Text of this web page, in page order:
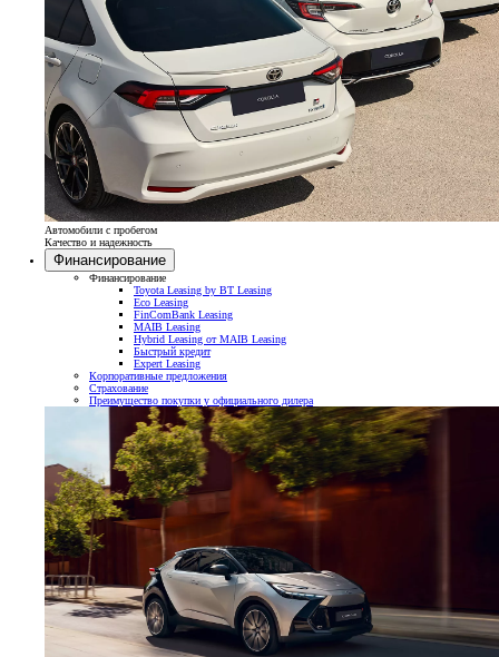
Автомобили с пробегом
Качество и надежность
Финансирование
Финансирование
Toyota Leasing by BT Leasing
Eco Leasing
FinComBank Leasing
MAIB Leasing
Hybrid Leasing от MAIB Leasing
Быстрый кредит
Expert Leasing
Корпоративные предложения
Страхование
Преимущество покупки у официального дилера